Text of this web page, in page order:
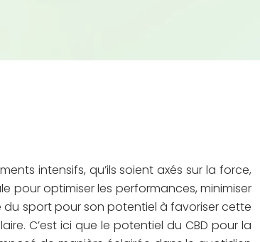
intensifs, qu’ils soient axés sur la force,
pour optimiser les performances, minimiser
du sport pour son potentiel à favoriser cette
C’est ici que le potentiel du CBD pour la